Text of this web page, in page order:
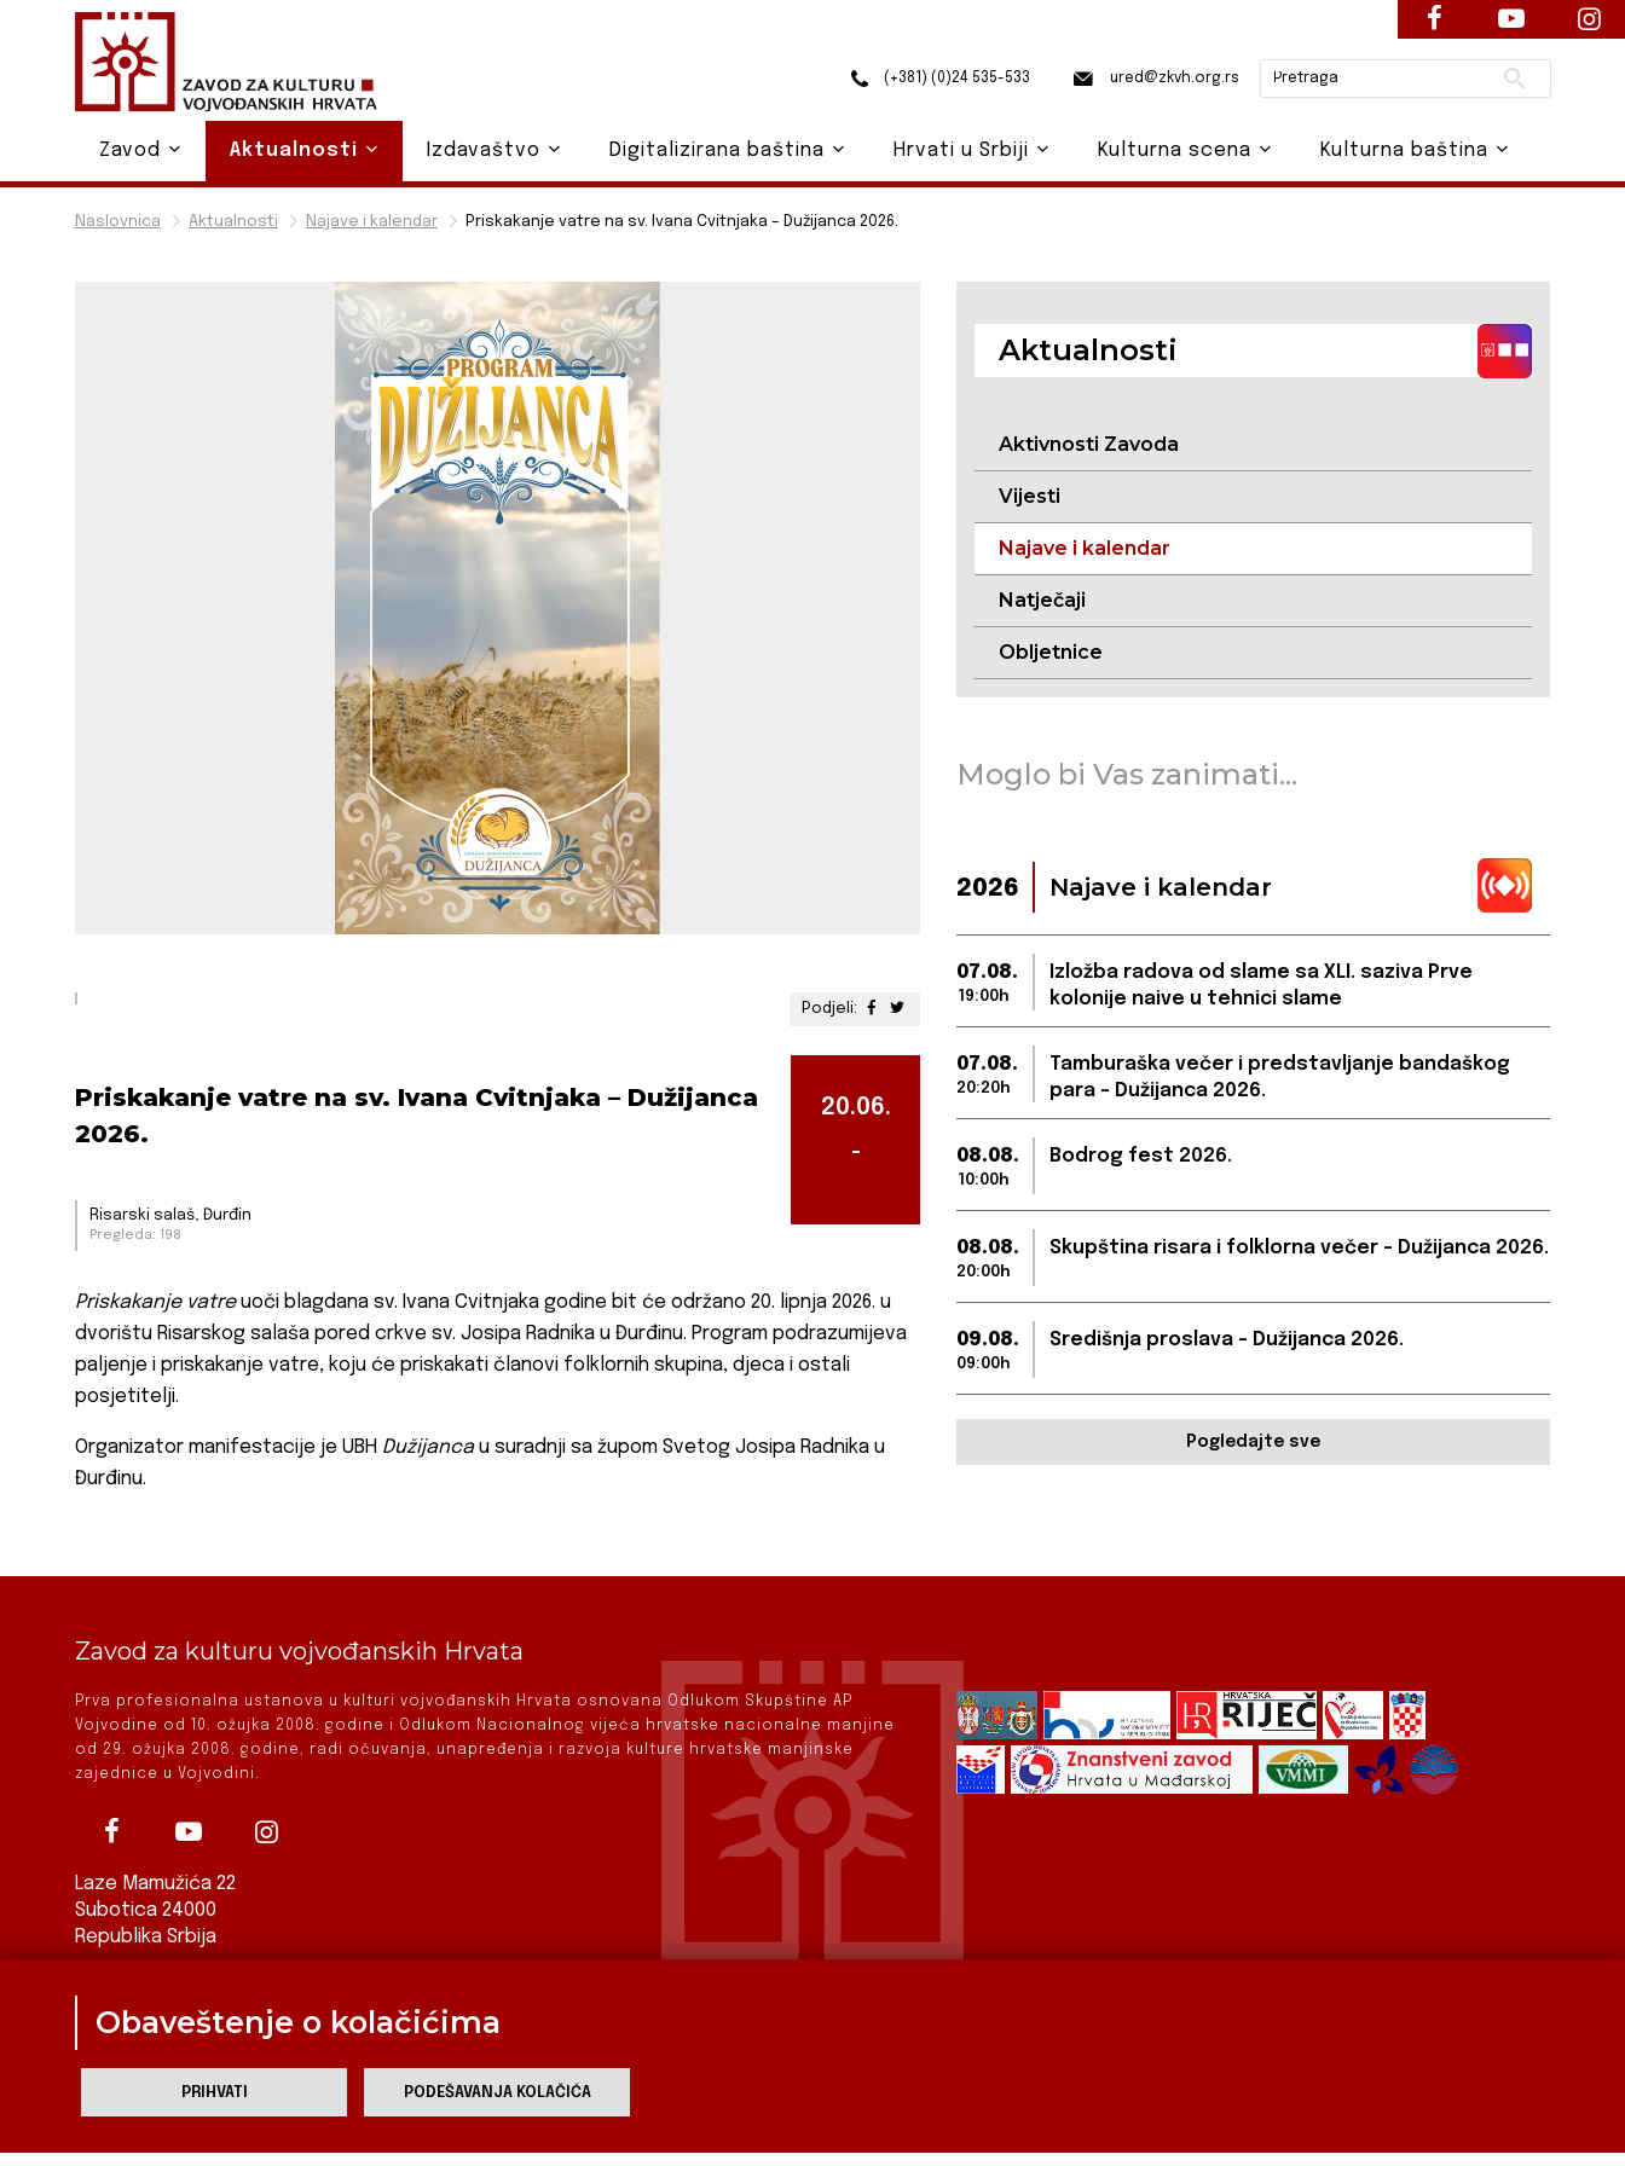
Naslovnica Aktualnosti Najave i kalendar Priskakanje vatre na sv. Ivana Cvitnjaka – Dužijanca 2026.
Podjeli:
20.06.
-
Priskakanje vatre na sv. Ivana Cvitnjaka – Dužijanca
2026.
Risarski salaš, Đurđin
Pregleda: 198
Priskakanje vatreuoči blagdana sv. Ivana Cvitnjaka godine bit će održano 20. lipnja 2026. u
dvorištu Risarskog salaša pored crkve sv. Josipa Radnika u Đurđinu. Program podrazumijeva
paljenje i priskakanje vatre, koju će priskakati članovi folklornih skupina, djeca i ostali
posjetitelji.
Organizator manifestacije je UBH Dužijancau suradnji sa župom Svetog Josipa Radnika u
Đurđinu.
Aktualnosti
Aktivnosti Zavoda
Vijesti
Najave i kalendar
Natječaji
Obljetnice
Moglo bi Vas zanimati...
2026 Najave i kalendar
07.08.
19:00h
Izložba radova od slame sa XLI. saziva Prve
kolonije naive u tehnici slame
07.08.
20:20h
Tamburaška večer i predstavljanje bandaškog
para – Dužijanca 2026.
08.08.
10:00h
Bodrog fest 2026.
08.08.
20:00h
Skupština risara i folklorna večer – Dužijanca 2026.
09.08.
09:00h
Središnja proslava – Dužijanca 2026.
Pogledajte sve
Zavod za kulturu vojvođanskih Hrvata
Prva profesionalna ustanova u kulturi vojvođanskih Hrvata osnovana Odlukom Skupštine AP
Vojvodine od 10. ožujka 2008. godine i Odlukom Nacionalnog vijeća hrvatske nacionalne manjine
od 29. ožujka 2008. godine, radi očuvanja, unapređenja i razvoja kulture hrvatske manjinske
zajednice u Vojvodini.
Laze Mamužića 22
Subotica 24000
Republika Srbija
Zavod
Obaveštenje o kolačićima
PRIHVATI PODEŠAVANJA KOLAČIĆA
(+381) (0)24 535-533 ured@zkvh.org.rs Pretraži
Zavod Aktualnosti Izdavaštvo Digitalizirana baština Hrvati u Srbiji Kulturna scena Kulturna baština